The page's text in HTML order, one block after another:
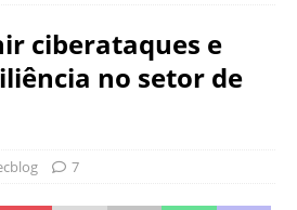
ciberataques e
no setor de
7